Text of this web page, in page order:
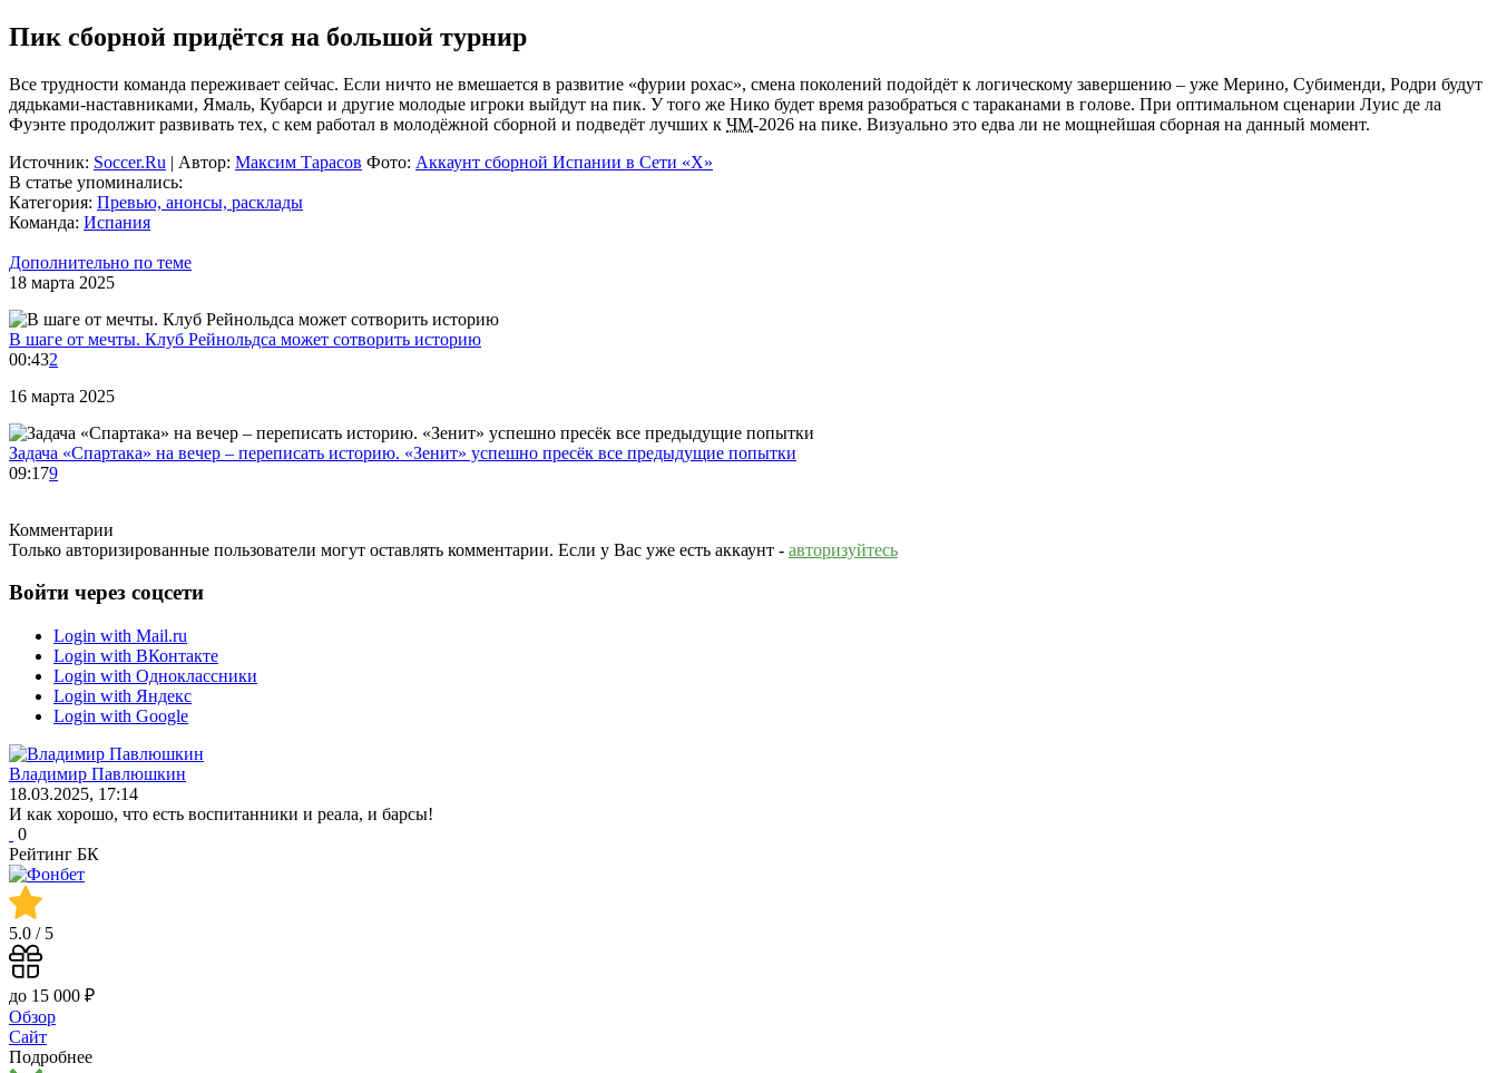
Пик сборной придётся на большой турнир
Все трудности команда переживает сейчас. Если ничто не вмешается в развитие «фурии рохас», смена поколений подойдёт к логическому завершению – уже Мерино, Субименди, Родри будут
дядьками-наставниками, Ямаль, Кубарси и другие молодые игроки выйдут на пик. У того же Нико будет время разобраться с тараканами в голове. При оптимальном сценарии Луис де ла
Фуэнте продолжит развивать тех, с кем работал в молодёжной сборной и подведёт лучших к ЧМ-2026 на пике. Визуально это едва ли не мощнейшая сборная на данный момент.
Источник: Soccer.Ru | Автор: Максим Тарасов Фото: Аккаунт сборной Испании в Сети «X»
В статье упоминались:
Категория: Превью, анонсы, расклады
Команда: Испания
Дополнительно по теме
18 марта 2025
В шаге от мечты. Клуб Рейнольдса может сотворить историю
00:432
16 марта 2025
Задача «Спартака» на вечер – переписать историю. «Зенит» успешно пресёк все предыдущие попытки
09:179
Комментарии
Только авторизированные пользователи могут оставлять комментарии. Если у Вас уже есть аккаунт - авторизуйтесь
Войти через соцсети
Login with Mail.ru
Login with ВКонтакте
Login with Одноклассники
Login with Яндекс
Login with Google
Владимир Павлюшкин
18.03.2025, 17:14
И как хорошо, что есть воспитанники и реала, и барсы!
0
Рейтинг БК
5.0 / 5
до 15 000 ₽
Обзор
Сайт
Подробнее